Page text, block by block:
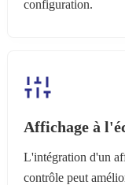
configuration.
Affichage à
L'intégration d'un
contrôle peut